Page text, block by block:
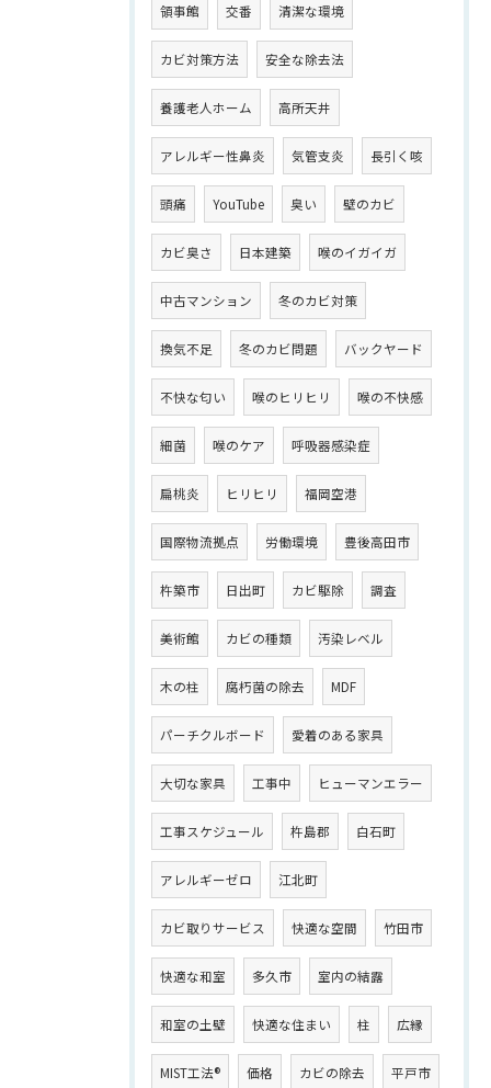
領事館 交番 清潔な環境
カビ対策方法 安全な除去法
養護老人ホーム 高所天井
アレルギー性鼻炎 気管支炎 長引く咳
頭痛 YouTube 臭い 壁のカビ
カビ臭さ 日本建築 喉のイガイガ
中古マンション 冬のカビ対策
換気不足 冬のカビ問題 バックヤード
不快な匂い 喉のヒリヒリ 喉の不快感
細菌 喉のケア 呼吸器感染症
扁桃炎 ヒリヒリ 福岡空港
国際物流拠点 労働環境 豊後高田市
杵築市 日出町 カビ駆除 調査
美術館 カビの種類 汚染レベル
木の柱 腐朽菌の除去 MDF
パーチクルボード 愛着のある家具
大切な家具 工事中 ヒューマンエラー
工事スケジュール 杵島郡 白石町
アレルギーゼロ 江北町
カビ取りサービス 快適な空間 竹田市
快適な和室 多久市 室内の結露
和室の土壁 快適な住まい 柱 広縁
MIST工法® 価格 カビの除去 平戸市